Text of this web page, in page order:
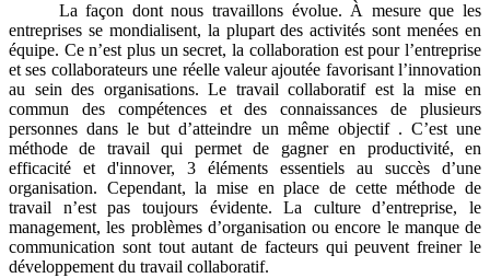
La façon dont nous travaillons évolue. À mesure que les
entreprises se mondialisent, la plupart des activités sont menées en
équipe. Ce n’est plus un secret, la collaboration est pour l’entreprise
et ses collaborateurs une réelle valeur ajoutée favorisant l’innovation
au sein des organisations. Le travail collaboratif est la mise en
commun des compétences et des connaissances de plusieurs
personnes dans le but d’atteindre un même objectif . C’est une
méthode de travail qui permet de gagner en productivité, en
efficacité et d'innover, 3 éléments essentiels au succès d’une
organisation. Cependant, la mise en place de cette méthode de
travail n’est pas toujours évidente. La culture d’entreprise, le
management, les problèmes d’organisation ou encore le manque de
communication sont tout autant de facteurs qui peuvent freiner le
développement du travail collaboratif.